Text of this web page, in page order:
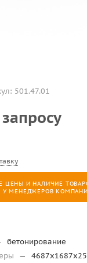
501.47.01
ЦЕНЫ И НАЛИЧИЕ
У МЕНЕДЖЕРОВ
бетонирование
—